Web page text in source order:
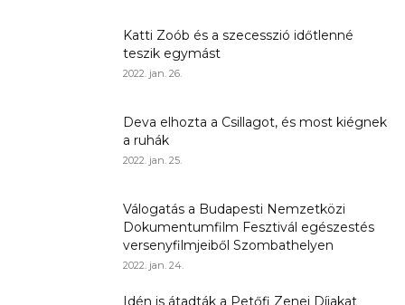
Katti Zoób és a szecesszió időtlenné
teszik egymást
2022. jan. 26.
Deva elhozta a Csillagot, és most kiégnek
a ruhák
2022. jan. 25.
Válogatás a Budapesti Nemzetközi
Dokumentumfilm Fesztivál egészestés
versenyfilmjeiből Szombathelyen
2022. jan. 24.
Idén is átadták a Petőfi Zenei Díjakat